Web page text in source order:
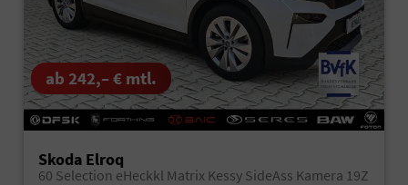
ab 242,– € mtl.
Skoda Elroq
60 Selection eHeckkl Matrix Kessy SideAss Kamera 19Z